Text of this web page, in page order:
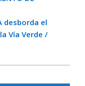
desborda el
Vía Verde /